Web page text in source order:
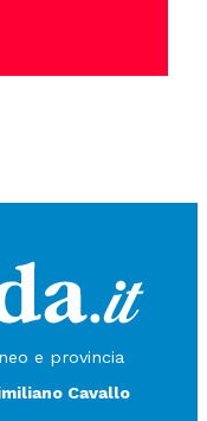
e provincia
Cavallo